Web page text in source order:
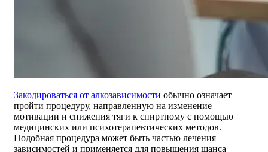
Закодироваться от алкозависимости обычно означает
пройти процедуру, направленную на изменение
мотивации и снижения тяги к спиртному с помощью
медицинских или психотерапевтических методов.
Подобная процедура может быть частью лечения
зависимостей и применяется для повышения шанса